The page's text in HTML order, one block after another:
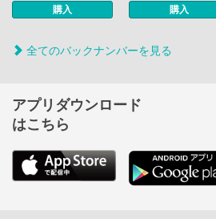
購入 購入
全てのバックナンバーを見る
アプリダウンロード
はこちら